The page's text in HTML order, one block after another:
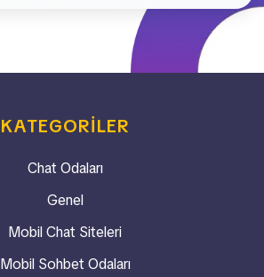
KATEGORILER
Chat Odaları
Genel
Mobil Chat Siteleri
Mobil Sohbet Odaları